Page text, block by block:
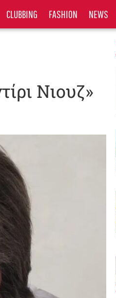
CLUBBING FASHION NEWS
Νιουζ»